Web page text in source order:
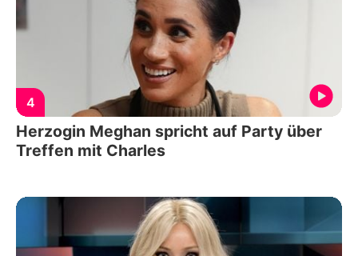
4
Herzogin Meghan spricht auf Party über
Treffen mit Charles